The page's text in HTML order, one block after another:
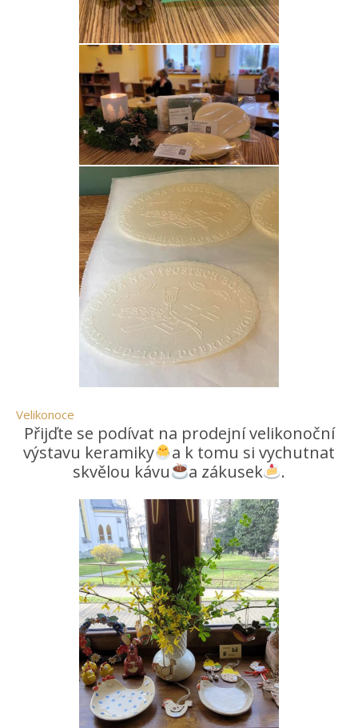
Velikonoce
Přijďte se podívat na prodejní velikonoční
výstavu keramiky
a k tomu si vychutnat
skvělou kávu
a zákusek .